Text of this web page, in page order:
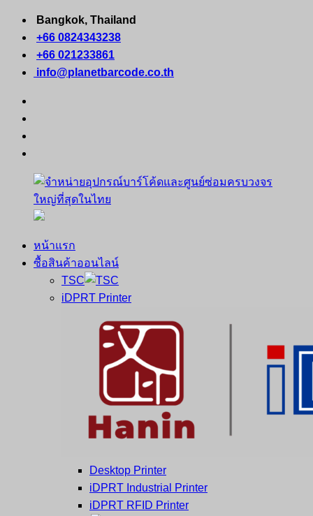
Skip
content
Bangkok, Thailand
+66 0824343238
+66 021233861
info@planetbarcode.co.th
จำหน่าย
คอมพิวเตอร์
หน้าแรก
ซื้อสินค้าออนไลน์
TSC
iDPRT Printer
Desktop Printer
iDPRT Industrial Printer
iDPRT RFID Printer